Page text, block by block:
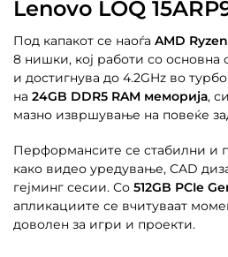
Lenovo LOQ
Под капакот се наоѓа AMD
8 нишки, кој работи со основна
и достигнува до 4.2GHz во
на 24GB DDR5 RAM меморија,
мазно извршување на повеќе
Перформансите се стабилни и
како видео уредување, CAD
гејминг сесии. Со 512GB PCIe
апликациите се вчитуваат
доволен за игри и проекти.